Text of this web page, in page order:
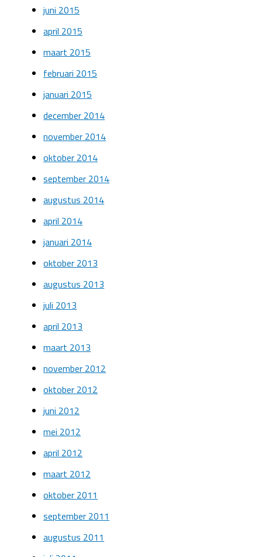
juni 2015
april 2015
maart 2015
februari 2015
januari 2015
december 2014
november 2014
oktober 2014
september 2014
augustus 2014
april 2014
januari 2014
oktober 2013
augustus 2013
juli 2013
april 2013
maart 2013
november 2012
oktober 2012
juni 2012
mei 2012
april 2012
maart 2012
oktober 2011
september 2011
augustus 2011